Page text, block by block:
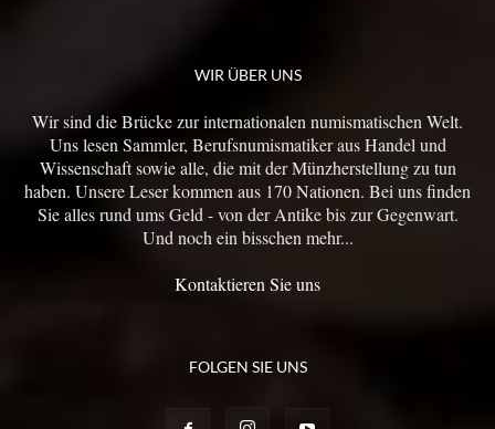
WIR ÜBER UNS
Wir sind die Brücke zur internationalen numismatischen Welt.
Uns lesen Sammler, Berufsnumismatiker aus Handel und
Wissenschaft sowie alle, die mit der Münzherstellung zu tun
haben. Unsere Leser kommen aus 170 Nationen. Bei uns finden
Sie alles rund ums Geld - von der Antike bis zur Gegenwart.
Und noch ein bisschen mehr...
Kontaktieren Sie uns
FOLGEN SIE UNS